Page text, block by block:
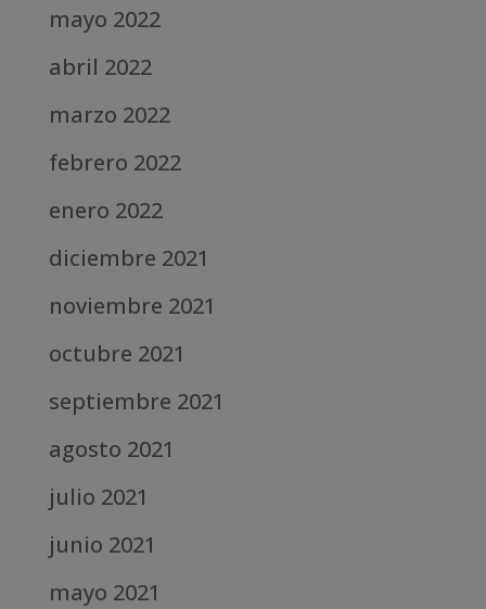
mayo 2022
abril 2022
marzo 2022
febrero 2022
enero 2022
diciembre 2021
noviembre 2021
octubre 2021
septiembre 2021
agosto 2021
julio 2021
junio 2021
mayo 2021